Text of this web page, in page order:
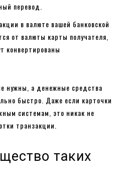
перевод.
в валюте вашей банковской
от валюты карты получателя,
конвертированы
нужны, а денежные средства
быстро. Даже если карточки
системам, это никак не
транзакции.
таких